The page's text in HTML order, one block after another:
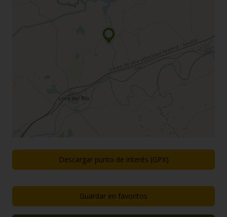
Descargar punto de interés (GPX)
Guardar en favoritos